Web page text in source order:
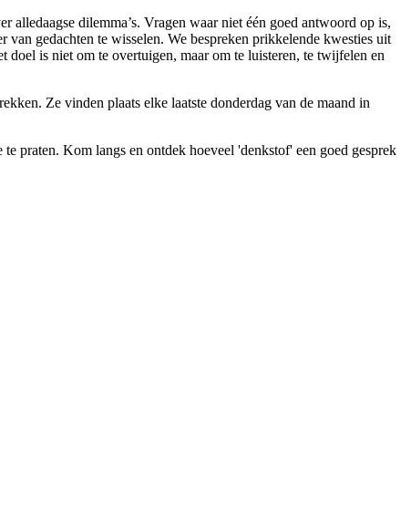
alledaagse dilemma’s. Vragen waar niet één goed antwoord op is,
van gedachten te wisselen. We bespreken prikkelende kwesties uit
is niet om te overtuigen, maar om te luisteren, te twijfelen en
Ze vinden plaats elke laatste donderdag van de maand in
praten. Kom langs en ontdek hoeveel 'denkstof' een goed gesprek